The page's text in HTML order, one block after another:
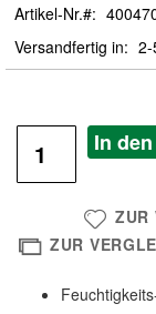
Artikel-Nr.
Versandfertig in
2-
In
ZUR
ZUR